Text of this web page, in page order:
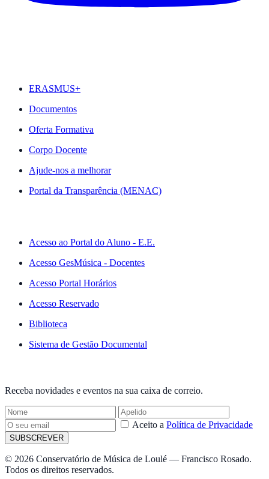
ERASMUS+
Documentos
Oferta Formativa
Corpo Docente
Ajude-nos a melhorar
Portal da Transparência (MENAC)
Acesso ao Portal do Aluno - E.E.
Acesso GesMúsica - Docentes
Acesso Portal Horários
Acesso Reservado
Biblioteca
Sistema de Gestão Documental
Receba novidades e eventos na sua caixa de correio.
Aceito a Política de Privacidade
SUBSCREVER
© 2026 Conservatório de Música de Loulé — Francisco Rosado.
Todos os direitos reservados.